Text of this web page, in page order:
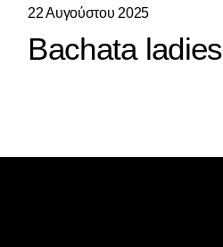
22 Αυγούστου 2025
Bachata ladies